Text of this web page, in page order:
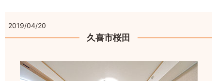
2019/04/20
久喜市桜田